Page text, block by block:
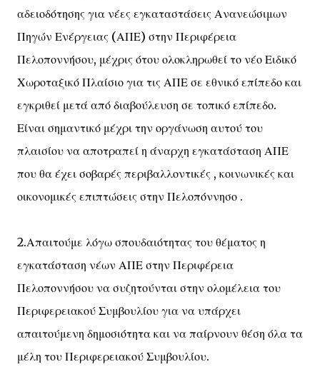
αδειοδότησης για νέες εγκαταστάσεις Ανανεώσιμων
Πηγών Ενέργειας (ΑΠΕ) στην Περιφέρεια
Πελοποννήσου, μέχρις ότου ολοκληρωθεί το νέο Ειδικό
Χωροταξικό Πλαίσιο για τις ΑΠΕ σε εθνικό επίπεδο και
εγκριθεί μετά από διαβούλευση σε τοπικό επίπεδο.
Είναι σημαντικό μέχρι την οργάνωση αυτού του
πλαισίου να αποτραπεί η άναρχη εγκατάσταση ΑΠΕ
που θα έχει σοβαρές περιβαλλοντικές , κοινωνικές και
οικονομικές επιπτώσεις στην Πελοπόννησο .
2.Απαιτούμε λόγω σπουδαιότητας του θέματος η
εγκατάσταση νέων ΑΠΕ στην Περιφέρεια
Πελοποννήσου να συζητούνται στην ολομέλεια του
Περιφερειακού Συμβουλίου για να υπάρχει
απαιτούμενη δημοσιότητα και να παίρνουν θέση όλα τα
μέλη του Περιφερειακού Συμβουλίου.